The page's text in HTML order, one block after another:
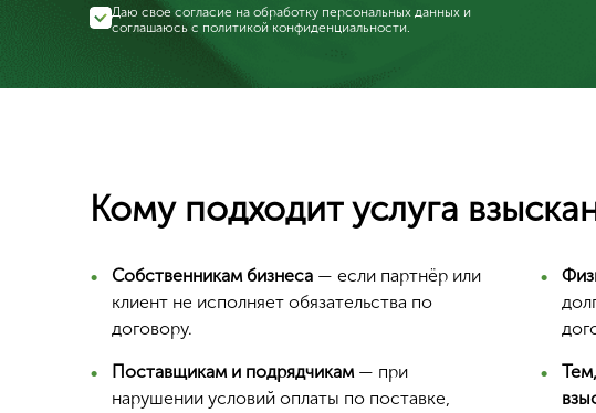
Даю свое согласие на обработку персональных данных и
соглашаюсь с политикой конфиденциальности.
Кому подходит услуга
Собственникам бизнеса — если партнёр или
клиент не исполняет обязательства по
договору.
Поставщикам и подрядчикам— при
нарушении условий оплаты по поставке,